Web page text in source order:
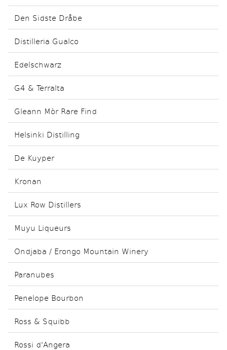
Den Sidste Dråbe
Distilleria Gualco
Edelschwarz
G4 & Terralta
Gleann Mòr Rare Find
Helsinki Distilling
De Kuyper
Kronan
Lux Row Distillers
Muyu Liqueurs
Ondjaba / Erongo Mountain Winery
Paranubes
Penelope Bourbon
Ross & Squibb
Rossi d'Angera